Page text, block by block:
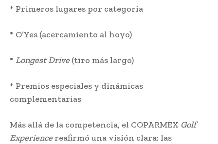
* Primeros lugares por categoría
* O’Yes (acercamiento al hoyo)
* Longest Drive(tiro más largo)
* Premios especiales y dinámicas
complementarias
Más allá de la competencia, el COPARMEX Golf
Experiencereafirmó una visión clara: las